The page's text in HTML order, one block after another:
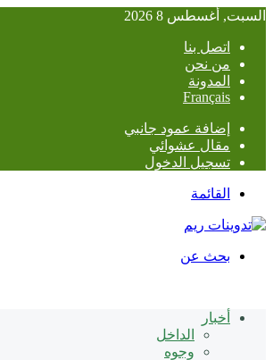
السبت, أغسطس 8 2026
اتصل بنا
من نحن
المدونة
Français
إضافة عمود جانبي
مقال عشوائي
تسجيل الدخول
القائمة
بحث عن
أخبار
الداخل
وجوه